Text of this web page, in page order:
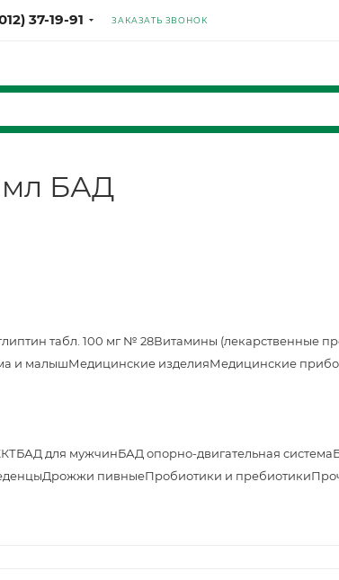
37-19-91 ЗАКАЗАТЬ ЗВОНОК
мл БАД
табл. 100 мг № 28Витамины (лекарственные
и малышМедицинские изделияМедицинские
БАД для мужчинБАД опорно-двигательная система
Дрожжи пивныеПробиотики и пребиотики